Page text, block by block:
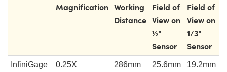
Magnification Working
Distance
Field of
View on
½"
Sensor
Field of
View on
1/3"
Sensor
InfiniGage
0.25X 286mm 25.6mm 19.2mm